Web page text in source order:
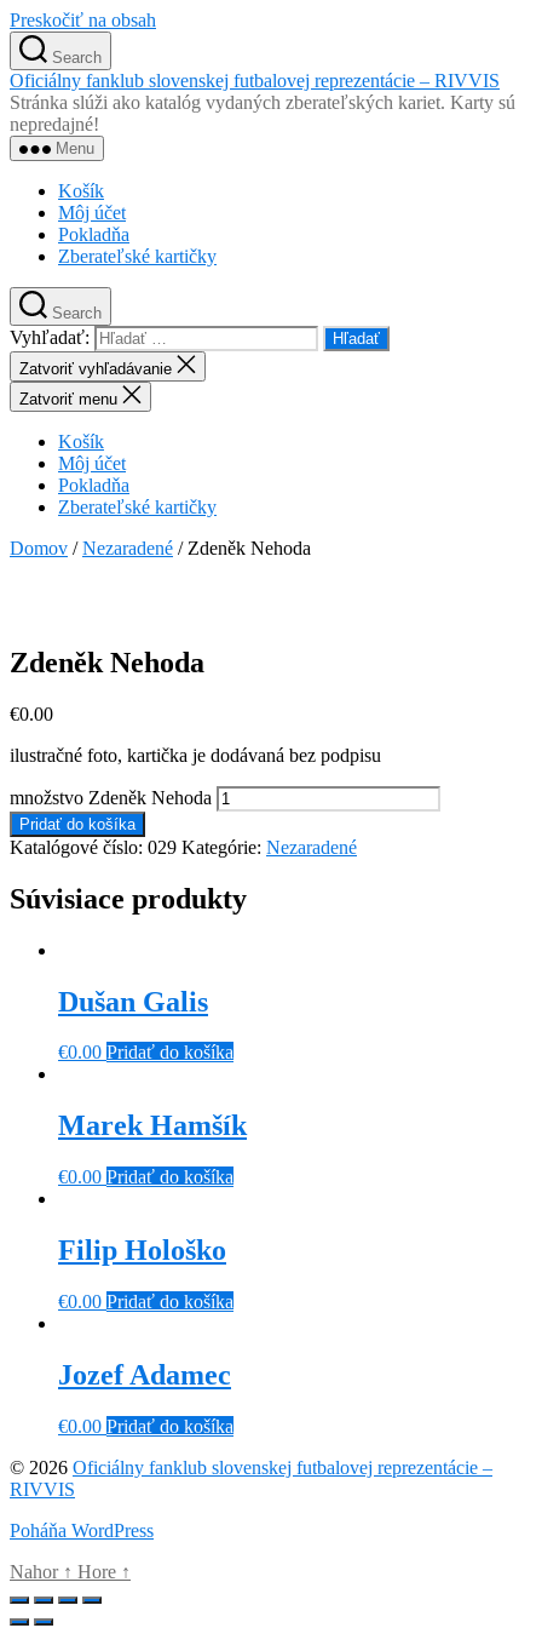
Preskočiť na obsah
Search
Oficiálny fanklub slovenskej futbalovej reprezentácie – RIVVIS
Stránka slúži ako katalóg vydaných zberateľských kariet. Karty sú
nepredajné!
Menu
Košík
Môj účet
Pokladňa
Zberateľské kartičky
Search
Vyhľadať:
Zatvoriť vyhľadávanie
Zatvoriť menu
Košík
Môj účet
Pokladňa
Zberateľské kartičky
Domov /Nezaradené / Zdeněk Nehoda
Zdeněk Nehoda
€0.00
ilustračné foto, kartička je dodávaná bez podpisu
množstvo Zdeněk Nehoda
Pridať do košíka
Katalógové číslo: 029 Kategórie: Nezaradené
Súvisiace produkty
Dušan Galis
€0.00 Pridať do košíka
Marek Hamšík
€0.00 Pridať do košíka
Filip Hološko
€0.00 Pridať do košíka
Jozef Adamec
€0.00 Pridať do košíka
© 2026 Oficiálny fanklub slovenskej futbalovej reprezentácie –
RIVVIS
Poháňa WordPress
Nahor ↑ Hore ↑